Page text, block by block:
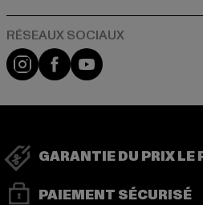
Visit our Instagram page:
Visit our Facebook
Visit our
GARANTIE DU PRIX LE
PAIEMENT SÉCURISÉ